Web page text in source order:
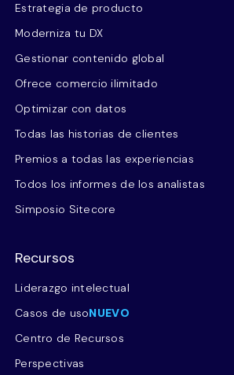
Estrategia de producto
Moderniza tu DX
Gestionar contenido global
Ofrece comercio ilimitado
Optimizar con datos
Todas las historias de clientes
Premios a todas las experiencias
Todos los informes de los analistas
Simposio Sitecore
Recursos
Liderazgo intelectual
Casos de usoNUEVO
Centro de Recursos
Perspectivas